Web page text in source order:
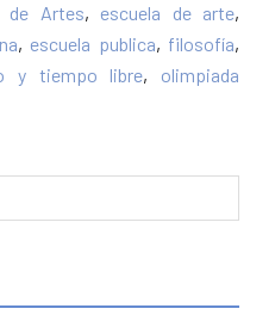
de Artes, escuela de arte,
, escuela publica, filosofía,
y tiempo libre, olimpiada